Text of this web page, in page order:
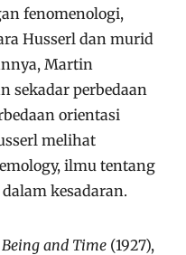
fenomenologi,
Husserl dan murid
Martin
sekadar perbedaan
orientasi
melihat
ilmu tentang
kesadaran.
Being and Time (1927),